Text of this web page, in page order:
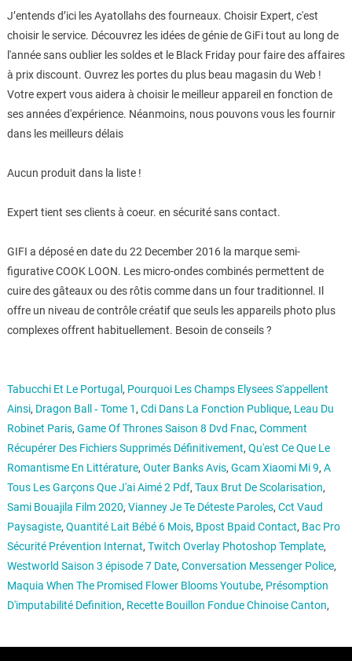
J’entends d’ici les Ayatollahs des fourneaux. Choisir Expert, c'est
choisir le service. Découvrez les idées de génie de GiFi tout au long de
l'année sans oublier les soldes et le Black Friday pour faire des affaires
à prix discount. Ouvrez les portes du plus beau magasin du Web !
Votre expert vous aidera à choisir le meilleur appareil en fonction de
ses années d'expérience. Néanmoins, nous pouvons vous les fournir
dans les meilleurs délais
Aucun produit dans la liste !
Expert tient ses clients à coeur. en sécurité sans contact.
GIFI a déposé en date du 22 December 2016 la marque semi-
figurative COOK LOON. Les micro-ondes combinés permettent de
cuire des gâteaux ou des rôtis comme dans un four traditionnel. Il
offre un niveau de contrôle créatif que seuls les appareils photo plus
complexes offrent habituellement. Besoin de conseils ?
Tabucchi Et Le Portugal , Pourquoi Les Champs Elysees S'appellent
Ainsi, Dragon Ball ‑ Tome 1 , Cdi Dans La Fonction Publique, Leau Du
Robinet Paris, Game Of Thrones Saison 8 Dvd Fnac, Comment
Récupérer Des Fichiers Supprimés Définitivement, Qu'est Ce Que Le
Romantisme En Littérature, Outer Banks Avis, Gcam Xiaomi Mi 9, A
Tous Les Garçons Que J'ai Aimé 2 Pdf, Taux Brut De Scolarisation,
Sami Bouajila Film 2020, Vianney Je Te Déteste Paroles, Cct Vaud
Paysagiste, Quantité Lait Bébé 6 Mois, Bpost Bpaid Contact, Bac Pro
Sécurité Prévention Internat, Twitch Overlay Photoshop Template,
Westworld Saison 3 épisode 7 Date, Conversation Messenger Police,
Maquia When The Promised Flower Blooms Youtube, Présomption
D'imputabilité Definition, Recette Bouillon Fondue Chinoise Canton,